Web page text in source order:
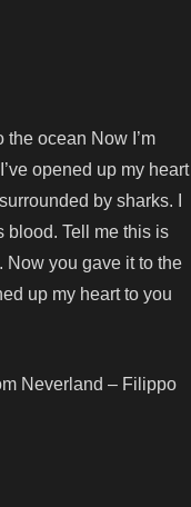
ocean Now I’m
opened up my heart
by sharks. I
blood. Tell me this is
Now you gave it to the
up my heart to you
Neverland – Filippo